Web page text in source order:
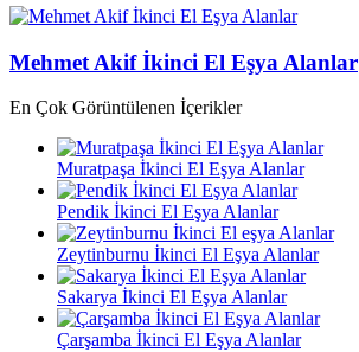
Mehmet Akif İkinci El Eşya Alanlar
En Çok Görüntülenen İçerikler
Muratpaşa İkinci El Eşya Alanlar
Pendik İkinci El Eşya Alanlar
Zeytinburnu İkinci El Eşya Alanlar
Sakarya İkinci El Eşya Alanlar
Çarşamba İkinci El Eşya Alanlar